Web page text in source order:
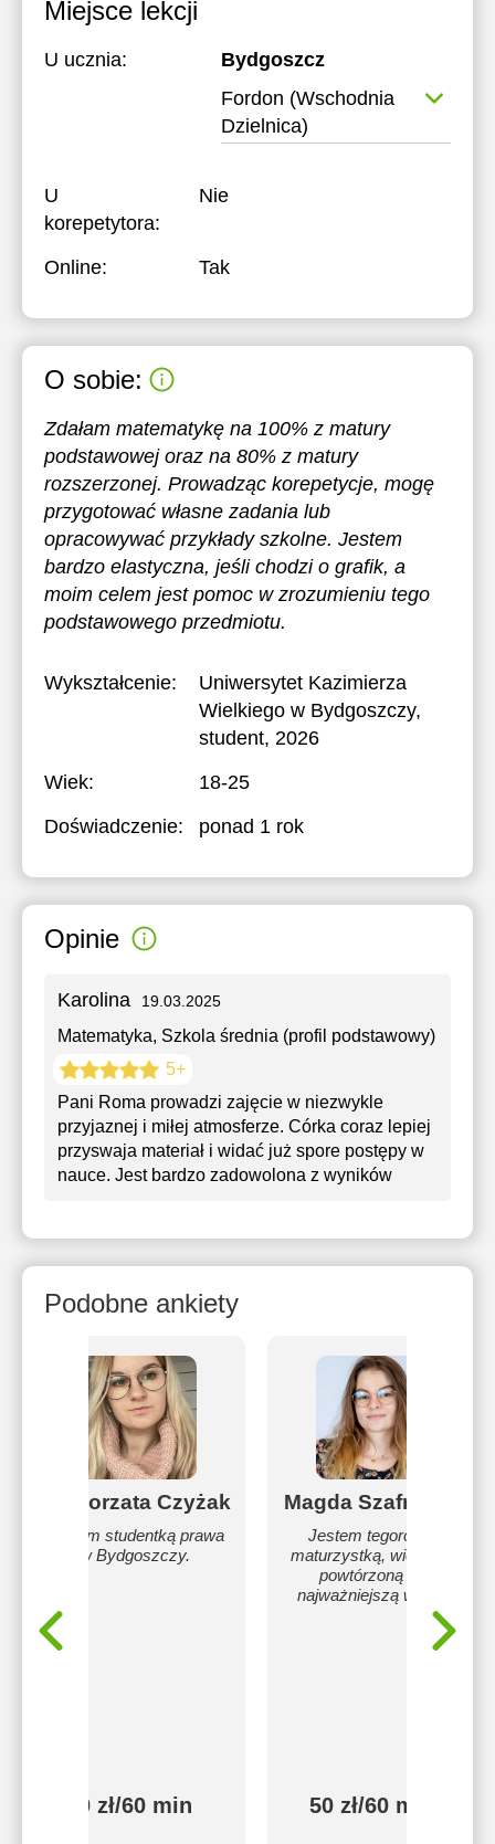
Miejsce lekcji
U ucznia:
Bydgoszcz
Fordon (Wschodnia
Dzielnica)
U
korepetytora:
Nie
Online: Tak
O sobie:
Zdałam matematykę na 100% z matury
podstawowej oraz na 80% z matury
rozszerzonej. Prowadząc korepetycje, mogę
przygotować własne zadania lub
opracowywać przykłady szkolne. Jestem
bardzo elastyczna, jeśli chodzi o grafik, a
moim celem jest pomoc w zrozumieniu tego
podstawowego przedmiotu.
Wykształcenie:
Uniwersytet Kazimierza
Wielkiego w Bydgoszczy,
student, 2026
Wiek:
18-25
Doświadczenie:
ponad 1 rok
Opinie
Karolina 19.03.2025
Matematyka, Szkola średnia (profil podstawowy)
5+
Pani Roma prowadzi zajęcie w niezwykle
przyjaznej i miłej atmosferze. Córka coraz lepiej
przyswaja materiał i widać już spore postępy w
nauce. Jest bardzo zadowolona z wyników
Podobne ankiety
Małgorzata Czyżak
Jestem studentką prawa
w Bydgoszczy.
50 zł/60 min
Magda Szafrańska
Jestem tegoroczną
maturzystką, więc mam
powtórzoną całą
najważniejszą wiedzę.
50 zł/60 min